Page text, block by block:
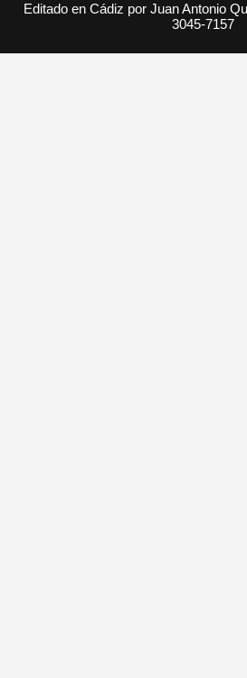
Editado en Cádiz por Juan Antonio
3045-7157